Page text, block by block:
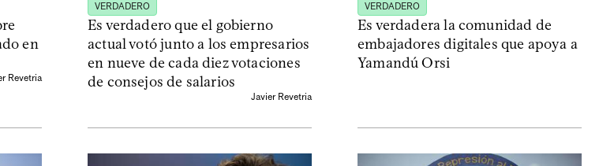
en
Revetria
VERDADERO
Es verdadero que el gobierno
actual votó junto a los empresarios
en nueve de cada diez votaciones
de consejos de salarios
Javier Revetria
VERDADERO
Es verdadera la comunidad de
embajadores digitales que apoya a
Yamandú Orsi